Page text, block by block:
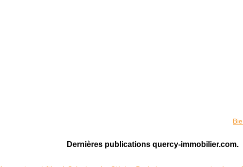
Dernières publications quercy-immobilier.com.